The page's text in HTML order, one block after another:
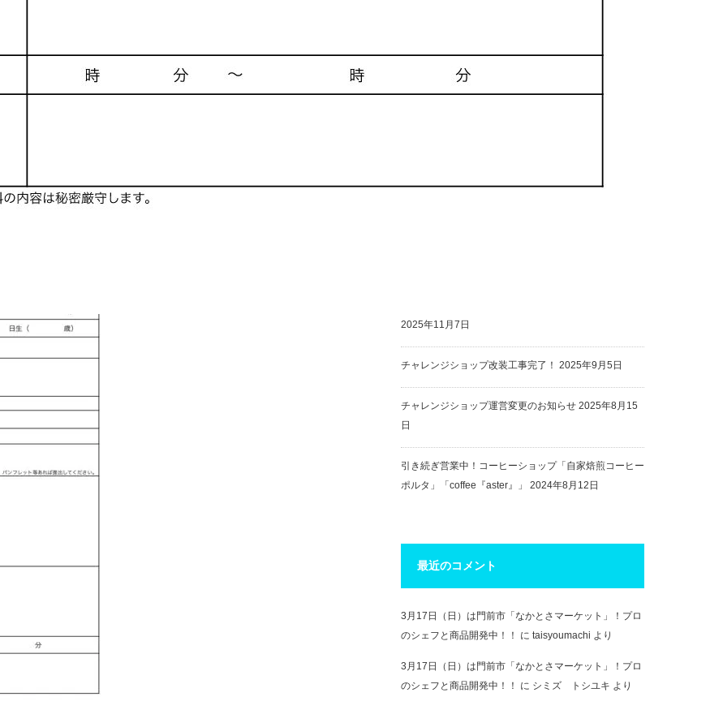
facebook
2025年11月7日
チャレンジショップ改装工事完了！ 2025年9月5日
チャレンジショップ運営変更のお知らせ 2025年8月15
日
引き続ぎ営業中！コーヒーショップ「自家焙煎コーヒー
ポルタ」「coffee『aster』」
2024年8月12日
最近のコメント
3月17日（日）は門前市「なかとさマーケット」！プロ
のシェフと商品開発中！！
に taisyoumachi より
3月17日（日）は門前市「なかとさマーケット」！プロ
のシェフと商品開発中！！
に シミズ トシユキ より